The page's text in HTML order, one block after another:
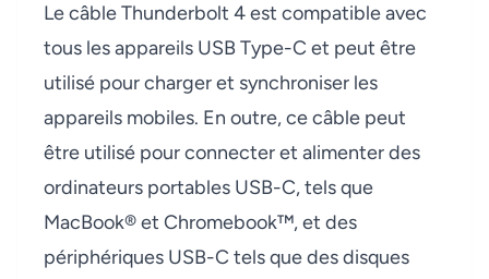
Le câble Thunderbolt 4 est compatible avec
tous les appareils USB Type-C et peut être
utilisé pour charger et synchroniser les
appareils mobiles. En outre, ce câble peut
être utilisé pour connecter et alimenter des
ordinateurs portables USB-C, tels que
MacBook® et Chromebook™, et des
périphériques USB-C tels que des disques